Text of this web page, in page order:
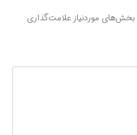
بخش‌های موردنیاز علامت‌گذاری